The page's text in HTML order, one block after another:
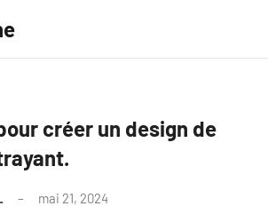
créer un design de
mai 21, 2024